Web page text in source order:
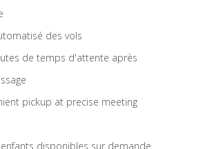
des vols
de temps d'attente après
pickup at precise meeting
enfants disponibles sur demande.